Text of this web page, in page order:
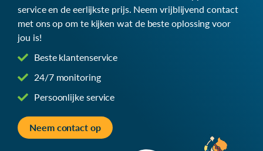
service en de eerlijkste prijs. Neem vrijblijvend contact
met ons op om te kijken wat de beste oplossing voor
jou is!
Beste klantenservice
24/7 monitoring
Persoonlijke service
Neem contact op